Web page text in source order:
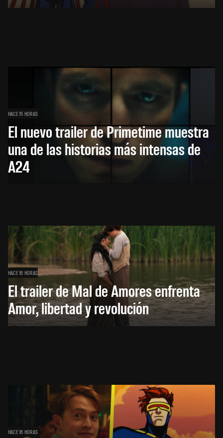
HACE 15 HORAS
El nuevo trailer de Primetime muestra
una de las historias más intensas de
A24
HACE 16 HORAS
El trailer de Mal de Amores enfrenta
Amor, libertad y revolución
HACE 16 HORAS